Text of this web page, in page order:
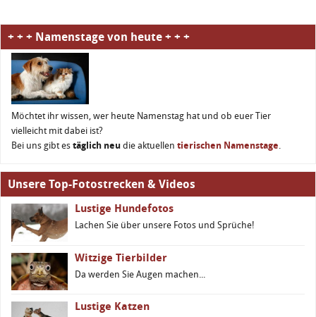
+ + + Namenstage von heute + + +
Möchtet ihr wissen, wer heute Namenstag hat und ob euer Tier
vielleicht mit dabei ist?
Bei uns gibt es täglich neu die aktuellen tierischen Namenstage.
Unsere Top-Fotostrecken & Videos
Lustige Hundefotos
Lachen Sie über unsere Fotos und Sprüche!
Witzige Tierbilder
Da werden Sie Augen machen...
Lustige Katzen